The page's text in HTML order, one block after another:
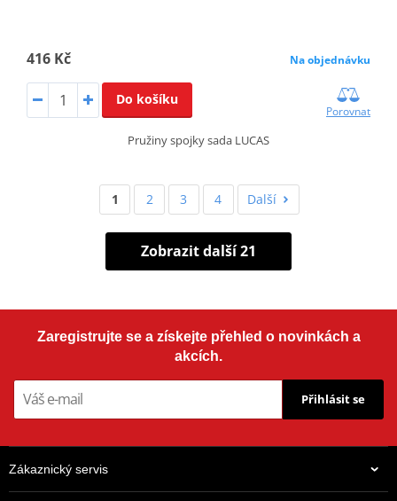
416 Kč Na objednávku
Do košíku
Porovnat
Pružiny spojky sada LUCAS
1 2 3 4 Další
Zobrazit další 21
Zaregistrujte se a získejte přehled o novinkách a
akcích.
Přihlásit se
Zákaznický servis